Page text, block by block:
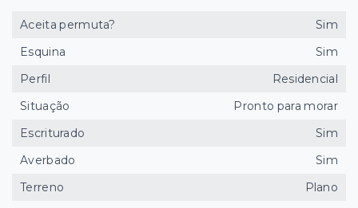
Aceita permuta?
Sim
Esquina
Sim
Perfil
Residencial
Situação
Pronto para morar
Escriturado
Sim
Averbado
Sim
Terreno
Plano